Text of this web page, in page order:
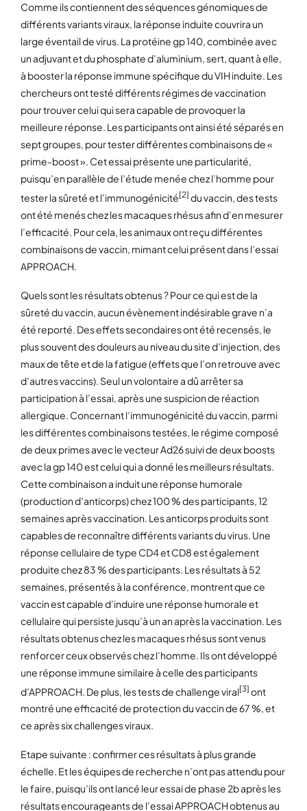
Comme ils contiennent des séquences génomiques de
différents variants viraux, la réponse induite couvrira un
large éventail de virus. La protéine gp 140, combinée avec
un adjuvant et du phosphate d’aluminium, sert, quant à elle,
à booster la réponse immune spécifique du VIH induite. Les
chercheurs ont testé différents régimes de vaccination
pour trouver celui qui sera capable de provoquer la
meilleure réponse. Les participants ont ainsi été séparés en
sept groupes, pour tester différentes combinaisons de «
prime-boost ». Cet essai présente une particularité,
puisqu’en parallèle de l’étude menée chez l’homme pour
tester la sûreté et l’immunogénicité[2] du vaccin, des tests
ont été menés chez les macaques rhésus afin d’en mesurer
l’efficacité. Pour cela, les animaux ont reçu différentes
combinaisons de vaccin, mimant celui présent dans l’essai
APPROACH.
Quels sont les résultats obtenus ? Pour ce qui est de la
sûreté du vaccin, aucun évènement indésirable grave n’a
été reporté. Des effets secondaires ont été recensés, le
plus souvent des douleurs au niveau du site d’injection, des
maux de tête et de la fatigue (effets que l’on retrouve avec
d’autres vaccins). Seul un volontaire a dû arrêter sa
participation à l’essai, après une suspicion de réaction
allergique. Concernant l’immunogénicité du vaccin, parmi
les différentes combinaisons testées, le régime composé
de deux primes avec le vecteur Ad26 suivi de deux boosts
avec la gp 140 est celui qui a donné les meilleurs résultats.
Cette combinaison a induit une réponse humorale
(production d’anticorps) chez 100 % des participants, 12
semaines après vaccination. Les anticorps produits sont
capables de reconnaître différents variants du virus. Une
réponse cellulaire de type CD4 et CD8 est également
produite chez 83 % des participants. Les résultats à 52
semaines, présentés à la conférence, montrent que ce
vaccin est capable d’induire une réponse humorale et
cellulaire qui persiste jusqu’à un an après la vaccination. Les
résultats obtenus chez les macaques rhésus sont venus
renforcer ceux observés chez l’homme. Ils ont développé
une réponse immune similaire à celle des participants
d’APPROACH. De plus, les tests de challenge viral[3] ont
montré une efficacité de protection du vaccin de 67 %, et
ce après six challenges viraux.
Etape suivante : confirmer ces résultats à plus grande
échelle. Et les équipes de recherche n’ont pas attendu pour
le faire, puisqu’ils ont lancé leur essai de phase 2b après les
résultats encourageants de l’essai APPROACH obtenus au